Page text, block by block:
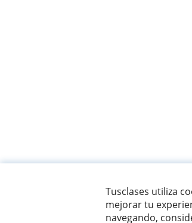
Tusclases utiliza
mejorar tu
navegando,
© 2007 - 2026 Tusclases.co